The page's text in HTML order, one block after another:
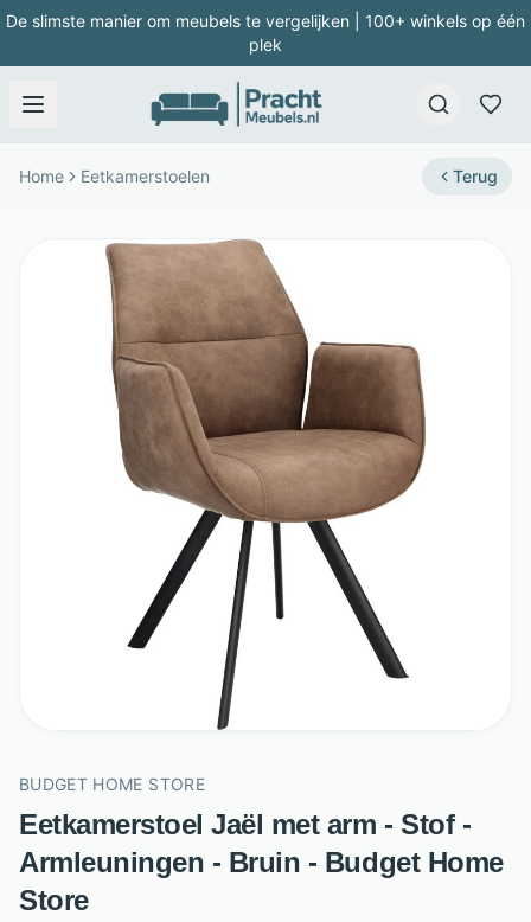
De slimste manier om meubels te vergelijken | 100+ winkels op één
plek
Home Eetkamerstoelen Terug
BUDGET HOME STORE
Eetkamerstoel Jaël met arm - Stof -
Armleuningen - Bruin - Budget Home
Store